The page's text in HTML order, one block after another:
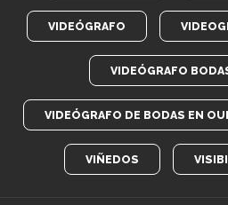
VIDEÓGRAFO
VIDEÓGRAFO
VIDEÓGRAFO DE BODAS EN
VIÑEDOS